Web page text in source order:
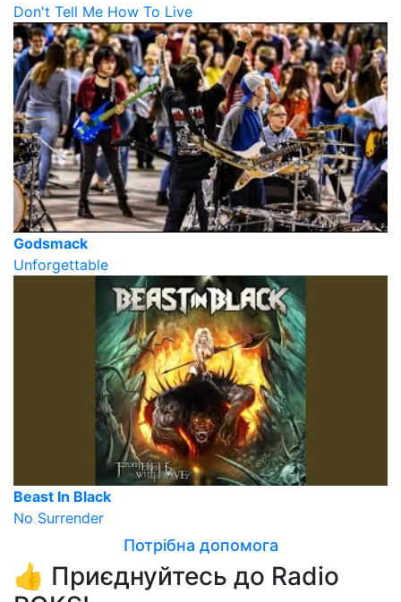
Don't Tell Me How To Live
Godsmack
Unforgettable
Beast In Black
No Surrender
Потрібна допомога
👍 Приєднуйтесь до Radio